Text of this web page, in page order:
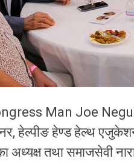
Man Joe
हेल्पीङ हेण्ड हेल्थ
अध्यक्ष तथा समाजसेवी